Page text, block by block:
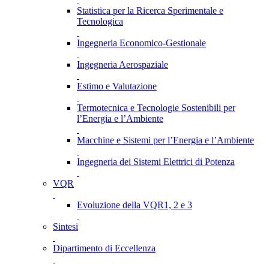
Statistica per la Ricerca Sperimentale e
Tecnologica
Ingegneria Economico-Gestionale
Ingegneria Aerospaziale
Estimo e Valutazione
Termotecnica e Tecnologie Sostenibili per
l’Energia e l’Ambiente
Macchine e Sistemi per l’Energia e l’Ambiente
Ingegneria dei Sistemi Elettrici di Potenza
VQR
Evoluzione della VQR1, 2 e 3
Sintesi
Dipartimento di Eccellenza